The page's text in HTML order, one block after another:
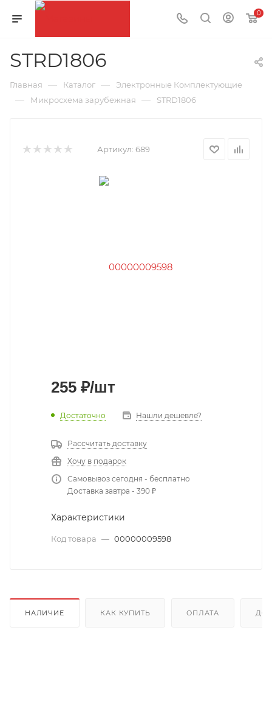
0
STRD1806
Главная — Каталог — Электронные Комплектующие
— Микросхема зарубежная — STRD1806
Артикул: 689
255 ₽/шт
Достаточно Нашли дешевле?
Рассчитать доставку
Хочу в подарок
Самовывоз сегодня - бесплатно
Доставка завтра - 390 ₽
Характеристики
Код товара — 00000009598
НАЛИЧИЕ КАК КУПИТЬ ОПЛАТА